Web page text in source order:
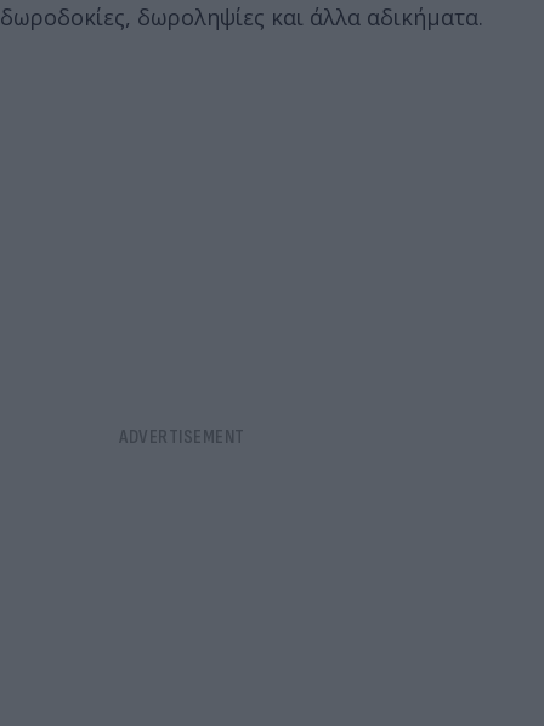
δωροδοκίες, δωροληψίες και άλλα αδικήματα.